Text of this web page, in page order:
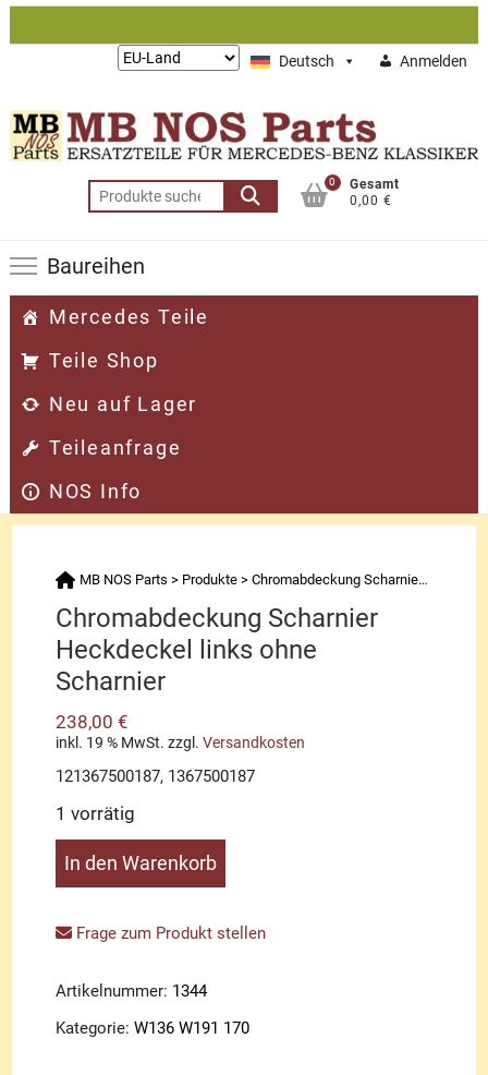
Zum
Deutsch Anmelden
Lieferung
Suchen
nach:
0
Gesamt
0,00 €
Baureihen
Mercedes Teile
Teile Shop
Neu auf Lager
Teileanfrage
NOS Info
MB NOS Parts > Produkte >Chromabdeckung Scharnier Heckdeckel links ohne Scharnier
Chromabdeckung Scharnier
Heckdeckel links ohne
Scharnier
238,00€
inkl. 19 % MwSt. zzgl.Versandkosten
121367500187, 1367500187
1 vorrätig
Chromabdeckung
links
Scharnier
In den Warenkorb
Frage zum Produkt stellen
Artikelnummer: 1344
Kategorie:W136 W191 170